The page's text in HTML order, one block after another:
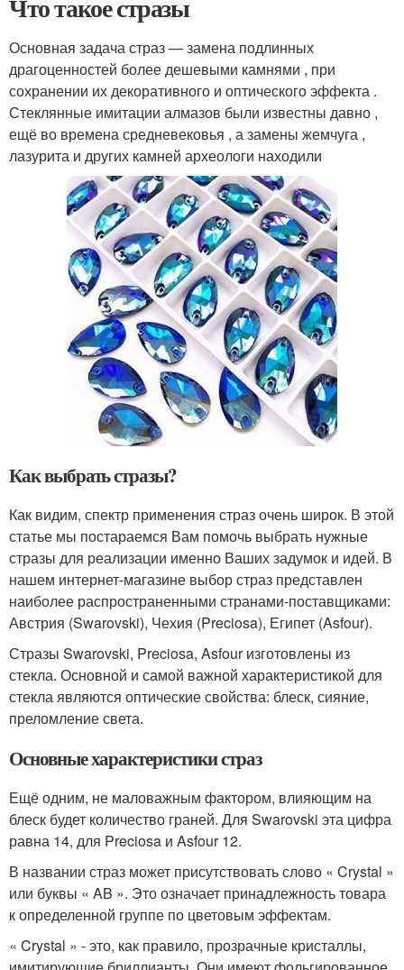
Что такое стразы
Основная задача страз — замена подлинных
драгоценностей более дешевыми камнями , при
сохранении их декоративного и оптического эффекта .
Стеклянные имитации алмазов были известны давно ,
ещё во времена средневековья , а замены жемчуга ,
лазурита и других камней археологи находили
Как выбрать стразы?
Как видим, спектр применения страз очень широк. В этой
статье мы постараемся Вам помочь выбрать нужные
стразы для реализации именно Ваших задумок и идей. В
нашем интернет-магазине выбор страз представлен
наиболее распространенными странами-поставщиками:
Австрия (Swarovski), Чехия (Preciosa), Египет (Asfour).
Стразы Swarovski, Preciosa, Asfour изготовлены из
стекла. Основной и самой важной характеристикой для
стекла являются оптические свойства: блеск, сияние,
преломление света.
Основные характеристики страз
Ещё одним, не маловажным фактором, влияющим на
блеск будет количество граней. Для Swarovski эта цифра
равна 14, для Preciosa и Asfour 12.
В названии страз может присутствовать слово « Crystal »
или буквы « AB ». Это означает принадлежность товара
к определенной группе по цветовым эффектам.
« Crystal » - это, как правило, прозрачные кристаллы,